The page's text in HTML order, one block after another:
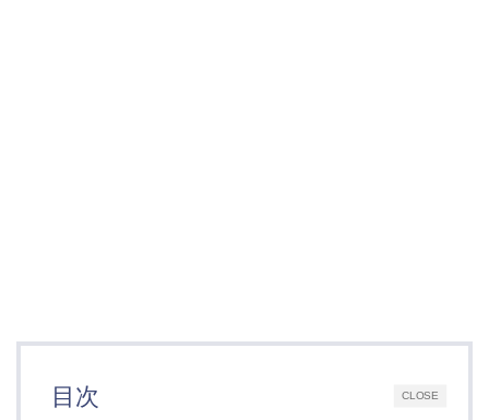
CLOSE
目次